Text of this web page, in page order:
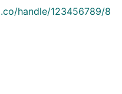
handle/123456789/8